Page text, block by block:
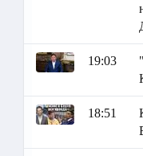
19:03
18:51